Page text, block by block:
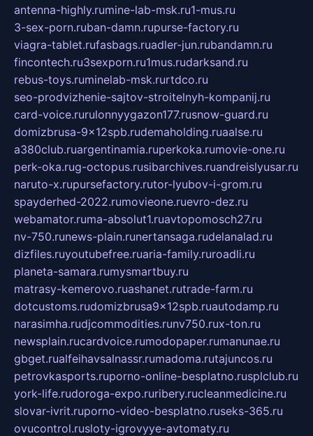
antenna-highly.rumine-lab-msk.ru1-mus.ru
3-sex-porn.ruban-damn.rupurse-factory.ru
viagra-tablet.rufasbags.ruadler-jun.rubandamn.ru
fincontech.ru3sexporn.ru1mus.rudarksand.ru
rebus-toys.ruminelab-msk.rurtdco.ru
seo-prodvizhenie-sajtov-stroitelnyh-kompanij.ru
card-voice.rurulonnyygazon177.rusnow-guard.ru
domizbrusa-9x12spb.rudemaholding.ruaalse.ru
a380club.ruargentinamia.ruperkoka.rumovie-one.ru
perk-oka.rug-octopus.rusibarchives.ruandreislyusar.ru
naruto-x.rupursefactory.rutor-lyubov-i-grom.ru
spayderhed-2022.rumovieone.ruevro-dez.ru
webamator.ruma-absolut1.ruavtopomosch27.ru
nv-750.runews-plain.runertansaga.rudelanalad.ru
dizfiles.ruyoutubefree.ruaria-family.ruroadli.ru
planeta-samara.rumysmartbuy.ru
matrasy-kemerovo.ruashanet.rutrade-farm.ru
dotcustoms.rudomizbrusa9x12spb.ruautodamp.ru
narasimha.rudjcommodities.runv750.rux-ton.ru
newsplain.rucardvoice.rumodopaper.rumanunae.ru
gbget.rualfeihavsalnassr.rumadoma.rutajuncos.ru
petrovkasports.ruporno-online-besplatno.rusplclub.ru
york-life.rudoroga-expo.ruribery.rucleanmedicine.ru
slovar-ivrit.ruporno-video-besplatno.ruseks-365.ru
ovucontrol.rusloty-igrovyye-avtomaty.ru